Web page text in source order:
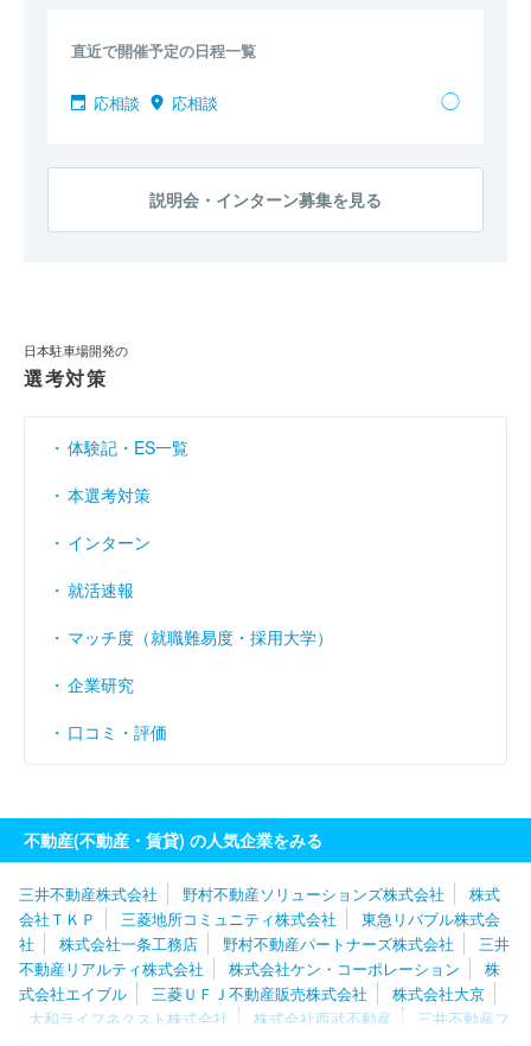
経常利益率 （％） 14.55
直近で開催予定の日程一覧
応相談 応相談 ◯
説明会・インターン募集を見る
日本駐車場開発の
選考対策
体験記・ES一覧
本選考対策
インターン
就活速報
マッチ度（就職難易度・採用大学）
企業研究
口コミ・評価
不動産(不動産・賃貸) の人気企業をみる
三井不動産株式会社 野村不動産ソリューションズ株式会社
株式
会社ＴＫＰ
三菱地所コミュニティ株式会社
東急リバブル株式会
社
株式会社一条工務店 野村不動産パートナーズ株式会社
三井
不動産リアルティ株式会社
株式会社ケン・コーポレーション
株
式会社エイブル
三菱ＵＦＪ不動産販売株式会社
株式会社大京
大和ライフネクスト株式会社
株式会社西武不動産
三井不動産フ